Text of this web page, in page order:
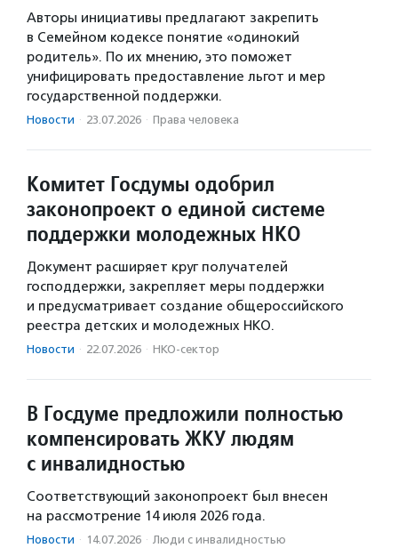
Авторы инициативы предлагают закрепить
в Семейном кодексе понятие «одинокий
родитель». По их мнению, это поможет
унифицировать предоставление льгот и мер
государственной поддержки.
Новости · 23.07.2026 · Права человека
Комитет Госдумы одобрил
законопроект о единой системе
поддержки молодежных НКО
Документ расширяет круг получателей
господдержки, закрепляет меры поддержки
и предусматривает создание общероссийского
реестра детских и молодежных НКО.
Новости · 22.07.2026 · НКО-сектор
В Госдуме предложили полностью
компенсировать ЖКУ людям
с инвалидностью
Соответствующий законопроект был внесен
на рассмотрение 14 июля 2026 года.
Новости · 14.07.2026 · Люди с инвалидностью